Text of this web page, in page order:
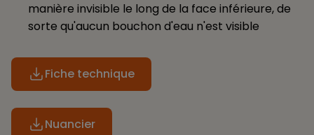
manière invisible le long de la face inférieure, de
sorte qu'aucun bouchon d'eau n'est visible
Fiche technique
Nuancier